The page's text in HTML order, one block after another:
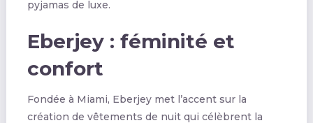
pyjamas de luxe.
Eberjey : féminité et
confort
Fondée à Miami, Eberjey met l’accent sur la
création de vêtements de nuit qui célèbrent la